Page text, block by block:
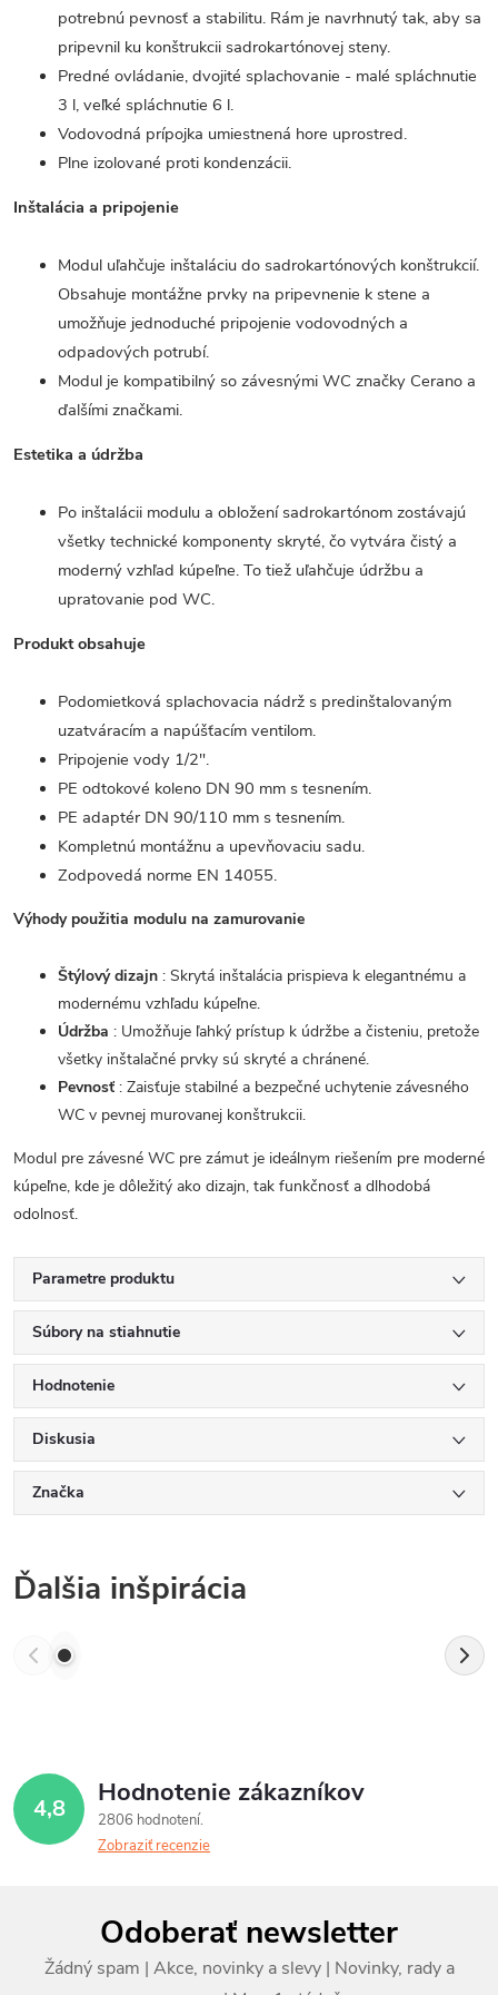
potrebnú pevnosť a stabilitu. Rám je navrhnutý tak, aby sa
pripevnil ku konštrukcii sadrokartónovej steny.
Predné ovládanie, dvojité splachovanie - malé spláchnutie
3 l, veľké spláchnutie 6 l.
Vodovodná prípojka umiestnená hore uprostred.
Plne izolované proti kondenzácii.
Inštalácia a pripojenie
Modul uľahčuje inštaláciu do sadrokartónových konštrukcií.
Obsahuje montážne prvky na pripevnenie k stene a
umožňuje jednoduché pripojenie vodovodných a
odpadových potrubí.
Modul je kompatibilný so závesnými WC značky Cerano a
ďalšími značkami.
Estetika a údržba
Po inštalácii modulu a obložení sadrokartónom zostávajú
všetky technické komponenty skryté, čo vytvára čistý a
moderný vzhľad kúpeľne. To tiež uľahčuje údržbu a
upratovanie pod WC.
Produkt obsahuje
Podomietková splachovacia nádrž s predinštalovaným
uzatváracím a napúšťacím ventilom.
Pripojenie vody 1/2".
PE odtokové koleno DN 90 mm s tesnením.
PE adaptér DN 90/110 mm s tesnením.
Kompletnú montážnu a upevňovaciu sadu.
Zodpovedá norme EN 14055.
Výhody použitia modulu na zamurovanie
Štýlový dizajn : Skrytá inštalácia prispieva k elegantnému a
modernému vzhľadu kúpeľne.
Údržba : Umožňuje ľahký prístup k údržbe a čisteniu, pretože
všetky inštalačné prvky sú skryté a chránené.
Pevnosť : Zaisťuje stabilné a bezpečné uchytenie závesného
WC v pevnej murovanej konštrukcii.
Modul pre závesné WC pre zámut je ideálnym riešením pre moderné
kúpeľne, kde je dôležitý ako dizajn, tak funkčnosť a dlhodobá
odolnosť.
Parametre produktu
Súbory na stiahnutie
Hodnotenie
Diskusia
Značka
Ďalšia inšpirácia
4,8 Hodnotenie zákazníkov
2806 hodnotení
Zobraziť recenzie
Odoberať newsletter